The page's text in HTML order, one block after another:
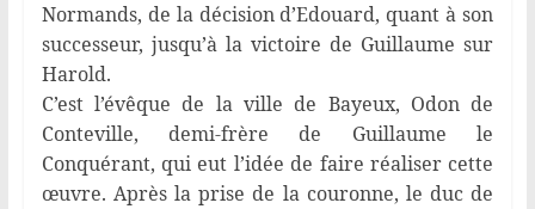
Normands, de la décision d’Edouard, quant à son
successeur, jusqu’à la victoire de Guillaume sur
Harold.
C’est l’évêque de la ville de Bayeux, Odon de
Conteville, demi-frère de Guillaume le
Conquérant, qui eut l’idée de faire réaliser cette
œuvre. Après la prise de la couronne, le duc de